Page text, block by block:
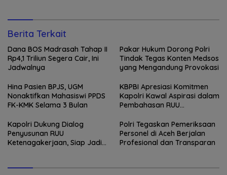
Berita Terkait
Dana BOS Madrasah Tahap II
Rp4,1 Triliun Segera Cair, Ini
Jadwalnya
Pakar Hukum Dorong Polri
Tindak Tegas Konten Medsos
yang Mengandung Provokasi
Hina Pasien BPJS, UGM
Nonaktifkan Mahasiswi PPDS
FK-KMK Selama 3 Bulan
KBPBI Apresiasi Komitmen
Kapolri Kawal Aspirasi dalam
Pembahasan RUU
Kapolri Dukung Dialog
Penyusunan RUU
Ketenagakerjaan, Siap Jadi
Polri Tegaskan Pemeriksaan
Personel di Aceh Berjalan
Profesional dan Transparan